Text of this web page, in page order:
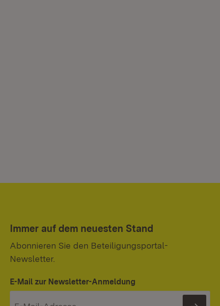
Immer auf dem neuesten Stand
Abonnieren Sie den Beteiligungsportal-
Newsletter.
E-Mail zur Newsletter-Anmeldung